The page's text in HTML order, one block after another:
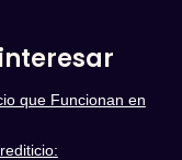
que Funcionan en